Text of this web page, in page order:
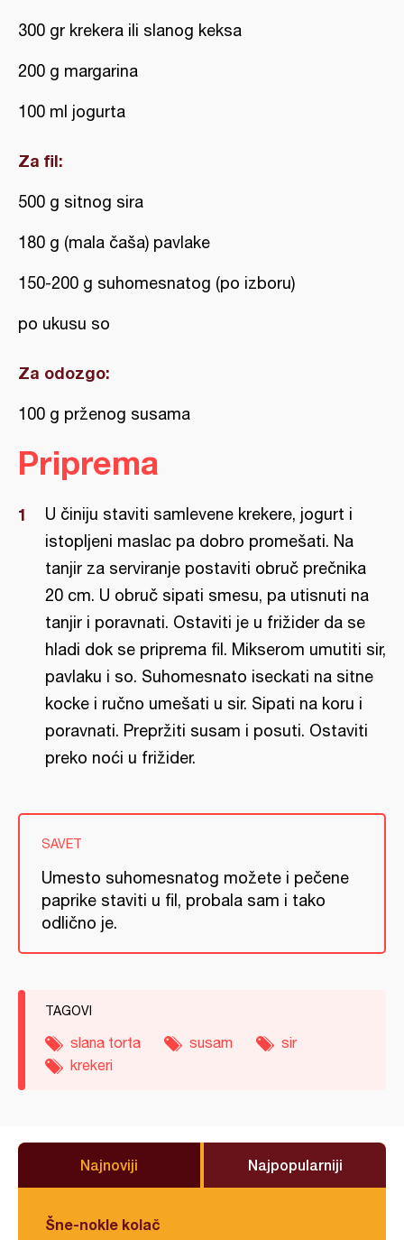
300 gr krekera ili slanog keksa
200 g margarina
100 ml jogurta
Za fil:
500 g sitnog sira
180 g (mala čaša) pavlake
150-200 g suhomesnatog (po izboru)
po ukusu so
Za odozgo:
100 g prženog susama
Priprema
U činiju staviti samlevene krekere, jogurt i
istopljeni maslac pa dobro promešati. Na
tanjir za serviranje postaviti obruč prečnika
20 cm. U obruč sipati smesu, pa utisnuti na
tanjir i poravnati. Ostaviti je u frižider da se
hladi dok se priprema fil. Mikserom umutiti sir,
pavlaku i so. Suhomesnato iseckati na sitne
kocke i ručno umešati u sir. Sipati na koru i
poravnati. Prepržiti susam i posuti. Ostaviti
preko noći u frižider.
SAVET
Umesto suhomesnatog možete i pečene
paprike staviti u fil, probala sam i tako
odlično je.
TAGOVI
slana torta susam
sir
krekeri
Najnoviji Najpopularniji
Šne-nokle kolač